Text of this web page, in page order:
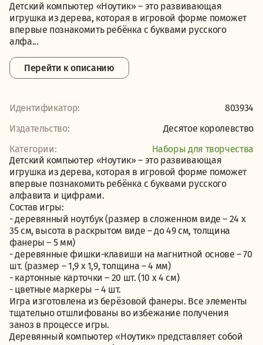
Детский компьютер «Ноутик» – это развивающая
игрушка из дерева, которая в игровой форме поможет
впервые познакомить ребёнка с буквами русского
алфа...
Перейти к описанию
Идентификатор:
803934
Издательство:
Десятое королевство
Категории:
Наборы для творчества
Детский компьютер «Ноутик» – это развивающая
игрушка из дерева, которая в игровой форме поможет
впервые познакомить ребёнка с буквами русского
алфавита и цифрами.
Состав игры:
- деревянный ноутбук (размер в сложенном виде – 24 х
35 см, высота в раскрытом виде – до 49 см, толщина
фанеры – 5 мм)
- деревянные фишки-клавиши на магнитной основе – 70
шт. (размер – 1,9 х 1,9, толщина – 4 мм)
- картонные карточки – 20 шт. (10 х 4 см)
- цветные маркеры – 4 шт.
Игра изготовлена из берёзовой фанеры. Все элементы
тщательно отшлифованы во избежание получения
заноз в процессе игры.
Деревянный компьютер «Ноутик» представляет собой